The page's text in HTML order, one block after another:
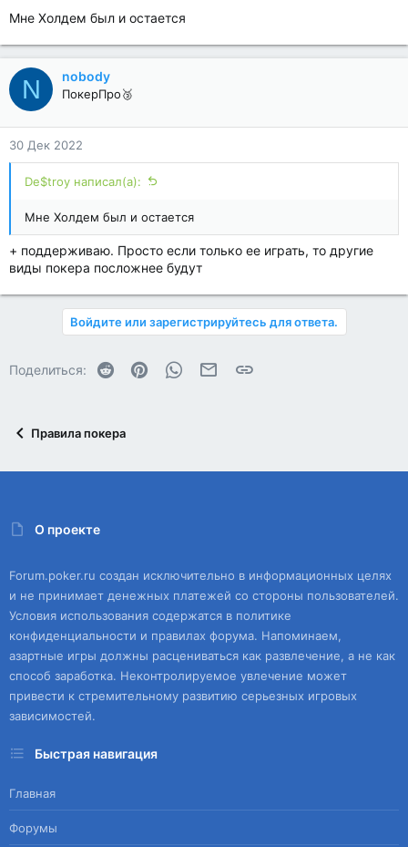
Мне Холдем был и остается
N nobody
ПокерПро🥉
30 Дек 2022
De$troy написал(а):
Мне Холдем был и остается
+ поддерживаю. Просто если только ее играть, то другие
виды покера посложнее будут
Войдите или зарегистрируйтесь для ответа.
Поделиться: Reddit PinterestWhatsAppЭлектронная почта
Ссылка
Правила покера
О проекте
Forum.poker.ru создан исключительно в информационных целях
и не принимает денежных платежей со стороны пользователей.
Условия использования содержатся в политике
конфиденциальности и правилах форума. Напоминаем,
азартные игры должны расцениваться как развлечение, а не как
способ заработка. Неконтролируемое увлечение может
привести к стремительному развитию серьезных игровых
зависимостей.
Быстрая навигация
Главная
Форумы